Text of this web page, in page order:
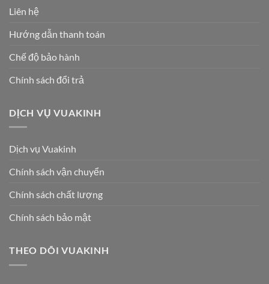
Liên hệ
Hướng dẫn thanh toán
Chế độ bảo hành
Chính sách đổi trả
DỊCH VỤ VUAKINH
Dịch vụ Vuakinh
Chính sách vận chuyển
Chính sách chất lượng
Chính sách bảo mật
THEO DÕI VUAKINH